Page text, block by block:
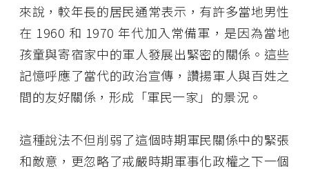
來說，較年長的居民通常表示，有許多當地男性
在 1960 和 1970 年代加入常備軍，是因為當地
孩童與寄宿家中的軍人發展出緊密的關係。這些
記憶呼應了當代的政治宣傳，讚揚軍人與百姓之
間的友好關係，形成「軍民一家」的景況。
這種說法不但削弱了這個時期軍民關係中的緊張
和敵意，更忽略了戒嚴時期軍事化政權之下一個